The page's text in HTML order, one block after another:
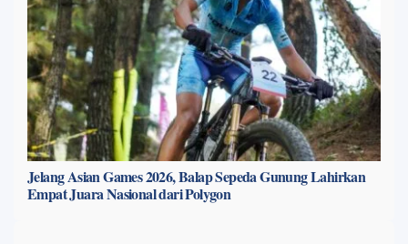
Jelang Asian Games 2026, Balap Sepeda Gunung Lahirkan
Empat Juara Nasional dari Polygon